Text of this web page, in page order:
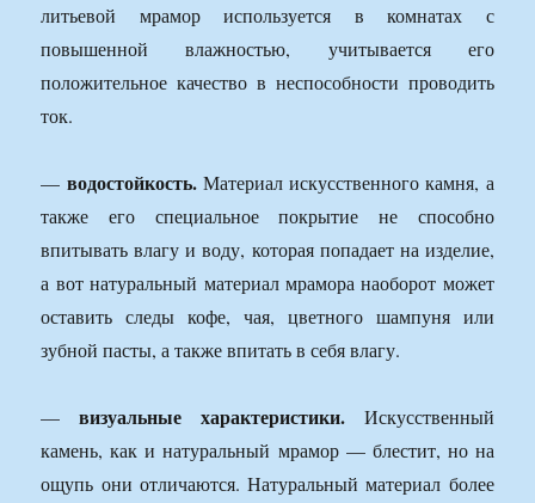
литьевой мрамор используется в комнатах с
повышенной влажностью, учитывается его
положительное качество в неспособности проводить
ток.
— водостойкость.Материал искусственного камня, а
также его специальное покрытие не способно
впитывать влагу и воду, которая попадает на изделие,
а вот натуральный материал мрамора наоборот может
оставить следы кофе, чая, цветного шампуня или
зубной пасты, а также впитать в себя влагу.
—визуальные характеристики.Искусственный
камень, как и натуральный мрамор — блестит, но на
ощупь они отличаются. Натуральный материал более